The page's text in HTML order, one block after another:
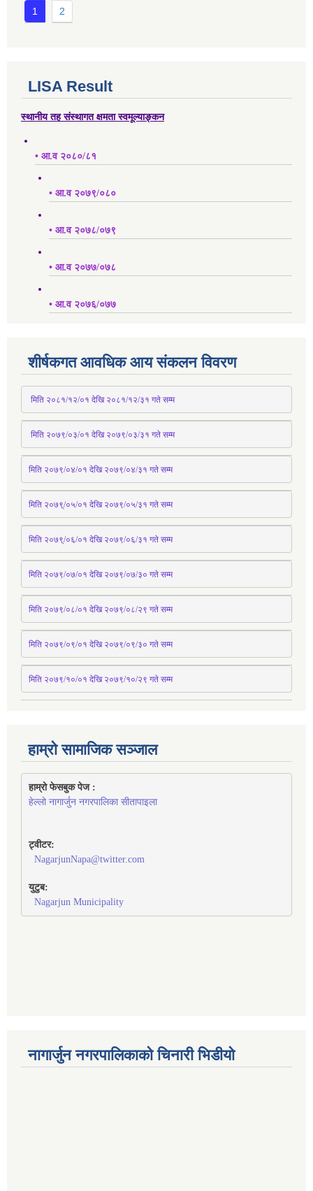
1 2
LISA Result
स्थानीय तह संस्थागत क्षमता स्वमूल्याङ्कन
• आ.व २०८०/८१
• आ.व २०७९/०८०
• आ.व २०७८/०७९
• आ.व २०७७/०७८
• आ.व २०७६/०७७
शीर्षकगत आवधिक आय संकलन विवरण
मिति २०८१/१२/०१ देखि २०८१/१२/३१ गते सम्म
मिति २०७९/०३/०१ देखि २०७९/०३/३१ गते सम्म
मिति २०७९/०४/०१ देखि २०७९/०४/३१ गते सम्म
मिति २०७९्/०५/०१ देखि २०७९/०५/३१ गते सम्म
मिति २०७९्/०६/०१ देखि २०७९/०६/३१ गते सम्म
मिति २०७९/०७/०१ देखि २०७९/०७/३० गते सम्म
मिति २०७९/०८/०१ देखि २०७९/०८/२९ गते सम्म
मिति २०७९/०९/०१ देखि २०७९/०९/३० गते सम्म
मिति २०७९/१०/०१ देखि २०७९/१०/२९ गते सम्म
हाम्रो सामाजिक सञ्जाल
हाम्रो फेसबुक पेज :
हेल्लो नागार्जुन नगरपालिका सीतापाइला
ट्वीटर:
NagarjunNapa@twitter.com
युटुब:
Nagarjun Municipality
नागार्जुन नगरपालिकाको चिनारी भिडीयो